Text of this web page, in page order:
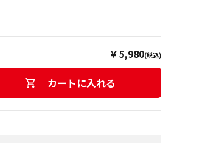
￥5,980(税込)
カートに入れる